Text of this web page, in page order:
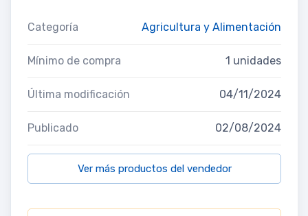
Categoría Agricultura y Alimentación
Mínimo de compra 1 unidades
Última modificación 04/11/2024
Publicado 02/08/2024
Ver más productos del vendedor